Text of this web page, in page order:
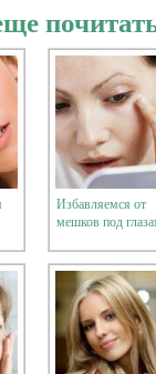
Избавляемся от
мешков под